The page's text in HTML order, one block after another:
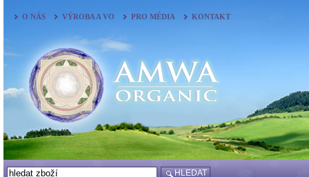
O NÁS VÝROBA A VO PRO MÉDIA KONTAKT
HLEDAT